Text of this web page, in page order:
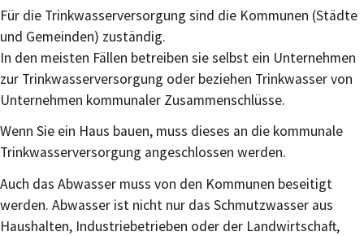
Für die Trinkwasserversorgung sind die Kommunen (Städte
und Gemeinden) zuständig.
In den meisten Fällen betreiben sie selbst ein Unternehmen
zur Trinkwasserversorgung oder beziehen Trinkwasser von
Unternehmen kommunaler Zusammenschlüsse.
Wenn Sie ein Haus bauen, muss dieses an die kommunale
Trinkwasserversorgung angeschlossen werden.
Auch das Abwasser muss von den Kommunen beseitigt
werden. Abwasser ist nicht nur das Schmutzwasser aus
Haushalten, Industriebetrieben oder der Landwirtschaft,